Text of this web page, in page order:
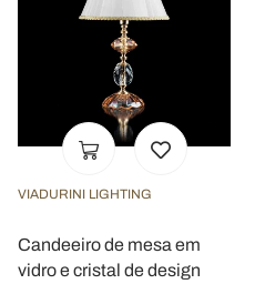
VIADURINI LIGHTING
Candeeiro de mesa em
vidro e cristal de design